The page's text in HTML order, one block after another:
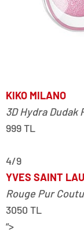
KIKO MILANO
3D Hydra Dudak
999 TL
4/9
YVES SAINT
Rouge Pur
3050 TL
“>